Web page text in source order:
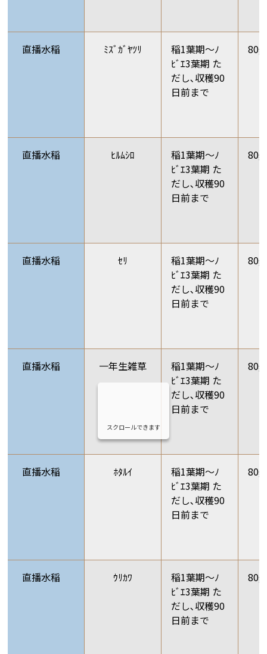
直播水稲 ﾐｽﾞｶﾞﾔﾂﾘ
稲1葉期～ﾉ
ﾋﾞｴ3葉期 た
だし､収穫90
日前まで
直播水稲 ﾋﾙﾑｼﾛ
稲1葉期～ﾉ
ﾋﾞｴ3葉期 た
だし､収穫90
日前まで
直播水稲 ｾﾘ
稲1葉期～ﾉ
ﾋﾞｴ3葉期 た
だし､収穫90
日前まで
直播水稲 一年生雑草
稲1葉期～ﾉ
ﾋﾞｴ3葉期 た
だし､収穫90
日前まで
直播水稲 ﾎﾀﾙｲ
稲1葉期～ﾉ
ﾋﾞｴ3葉期 た
だし､収穫90
日前まで
直播水稲 ｳﾘｶﾜ
稲1葉期～ﾉ
ﾋﾞｴ3葉期 た
だし､収穫90
日前まで
スクロールできます